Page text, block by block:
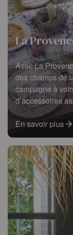
La
Avec La
des champs de
campagne à
d’accessoires
En savoir plus